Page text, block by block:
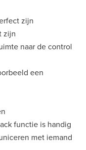
zijn
zijn
naar de control
een
functie is handig
met iemand